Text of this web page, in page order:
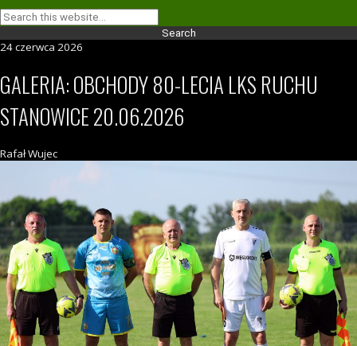
24 czerwca 2026
GALERIA: OBCHODY 80-LECIA LKS RUCHU
STANOWICE 20.06.2026
Rafał Wujec